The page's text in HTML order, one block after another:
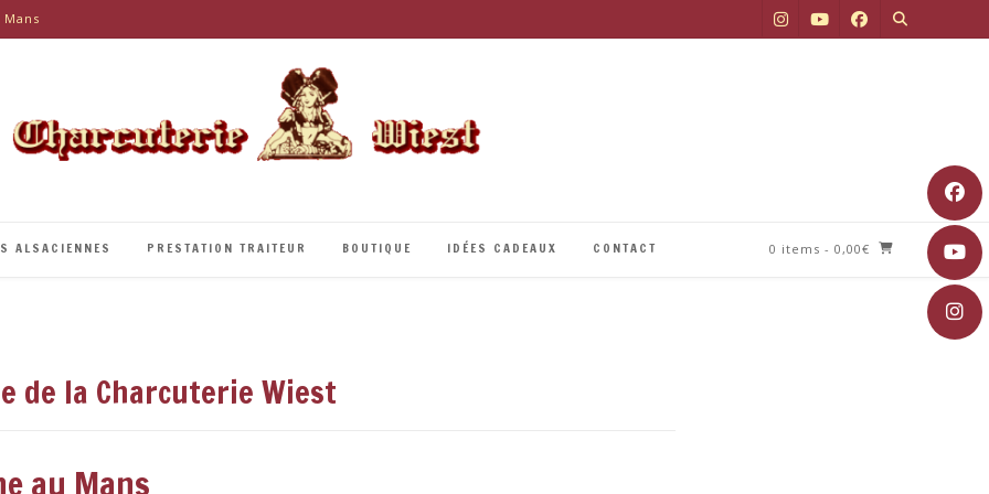
ALSACIENNES PRESTATION TRAITEUR BOUTIQUE IDÉES CADEAUX CONTACT 0 items - 0,00€
de la Charcuterie Wiest
au Mans